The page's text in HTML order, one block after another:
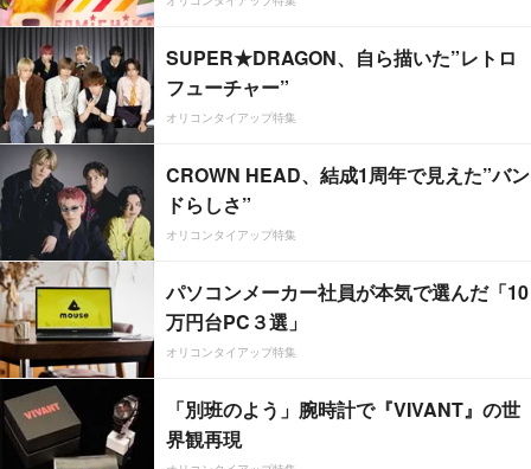
SUPER★DRAGON、自ら描いた”レトロ
フューチャー”
オリコンタイアップ特集
CROWN HEAD、結成1周年で見えた”バン
ドらしさ”
オリコンタイアップ特集
パソコンメーカー社員が本気で選んだ「10
万円台PC３選」
オリコンタイアップ特集
「別班のよう」腕時計で『VIVANT』の世
界観再現